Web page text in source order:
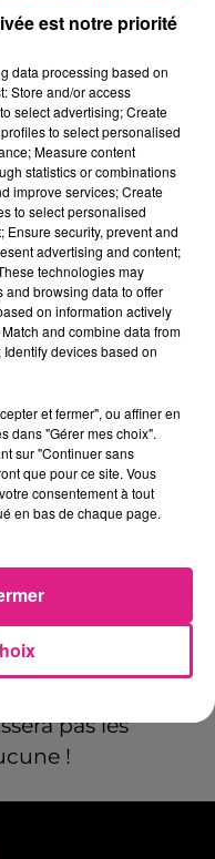
à 20h00
Open Air le
dans
du Zénith de
avec le succès
one man
sans filtre sont
pas les
!
est notre priorité
data processing based on
Store and/or access
select advertising; Create
to select personalised
Measure content
statistics or combinations
improve services; Create
to select personalised
Ensure security, prevent and
advertising and content;
technologies may
and browsing data to offer
on information actively
and combine data from
devices based on
et fermer", ou affiner en
dans "Gérer mes choix".
sur "Continuer sans
que pour ce site. Vous
consentement à tout
en bas de chaque page.